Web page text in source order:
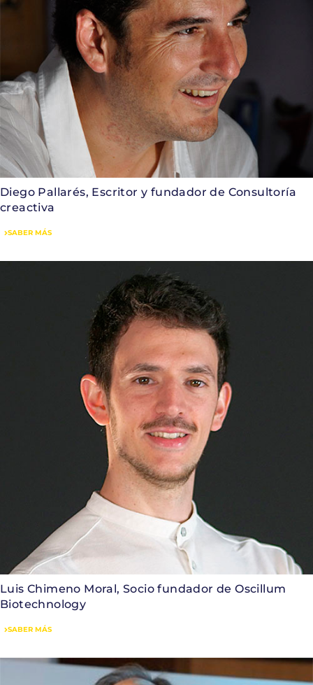
Diego Pallarés, Escritor y fundador de Consultoría
creactiva
SABER MÁS
Luis Chimeno Moral, Socio fundador de Oscillum
Biotechnology
SABER MÁS